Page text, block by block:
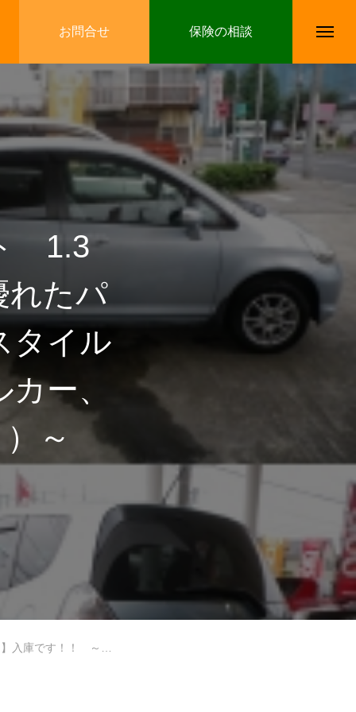
お問合せ 保険の相談
1.3
たパ
タイル
ー、
～
モールカー、5ドアコンパクトのFit（フィット）～